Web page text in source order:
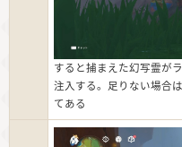
すると捕まえた幻写霊が
注入する。足りない場合
てある